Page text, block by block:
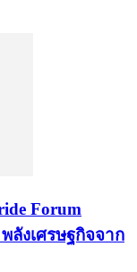
Forum
ลังเศรษฐกิจจาก